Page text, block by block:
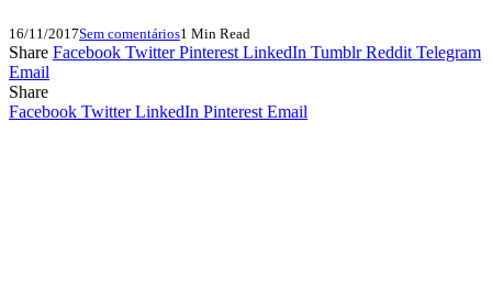
16/11/2017Sem comentários1 Min Read
Share Facebook Twitter Pinterest LinkedIn Tumblr Reddit Telegram
Email
Share
Facebook Twitter LinkedIn Pinterest Email